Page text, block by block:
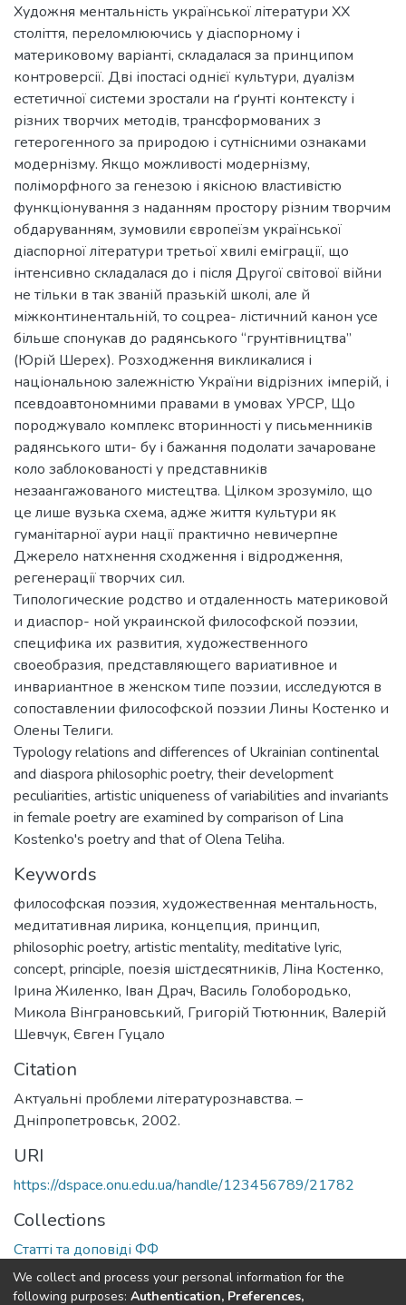
Художня ментальність української літератури XX
століття, переломлюючись у діаспорному і
материковому варіанті, складалася за принципом
контроверсії. Дві іпостасі однієї культури, дуалізм
естетичної системи зростали на ґрунті контексту і
різних творчих методів, трансформованих з
гетерогенного за природою і сутнісними ознаками
модернізму. Якщо можливості модернізму,
поліморфного за генезою і якісною властивістю
функціонування з наданням простору різним творчим
обдаруванням, зумовили європеїзм української
діаспорної літератури третьої хвилі еміграції, що
інтенсивно складалася до і після Другої світової війни
не тільки в так званій празькій школі, але й
міжконтинентальній, то соцреа- лістичний канон усе
більше спонукав до радянського “грунтівництва”
(Юрій Шерех). Розходження викликалися і
національною залежністю України відрізних імперій, і
псевдоавтономними правами в умовах УРСР, Що
породжувало комплекс вторинності у письменників
радянського шти- бу і бажання подолати зачароване
коло заблокованості у представників
незаангажованого мистецтва. Цілком зрозуміло, що
це лише вузька схема, адже життя культури як
гуманітарної аури нації практично невичерпне
Джерело натхнення сходження і відродження,
регенерації творчих сил.
Типологические родство и отдаленность материковой
и диаспор- ной украинской философской поэзии,
специфика их развития, художественного
своеобразия, представляющего вариативное и
инвариантное в женском типе поэзии, исследуются в
сопоставлении философской поэзии Лины Костенко и
Олены Телиги.
Typology relations and differences of Ukrainian continental
and diaspora philosophic poetry, their development
peculiarities, artistic uniqueness of variabilities and invariants
in female poetry are examined by comparison of Lina
Kostenko's poetry and that of Olena Teliha.
Keywords
философская поэзия, художественная ментальность,
медитативная лирика, концепция, принцип,
philosophic poetry, artistic mentality, meditative lyric,
concept, principle, поезія шістдесятників, Ліна Костенко,
Ірина Жиленко, Іван Драч, Василь Голобородько,
Микола Вінграновський, Григорій Тютюнник, Валерій
Шевчук, Євген Гуцало
Citation
Актуальні проблеми літературознавства. –
Дніпропетровськ, 2002.
URI
https://dspace.onu.edu.ua/handle/123456789/21782
Collections
Статті та доповіді ФФ
Full item page
We collect and process your personal information for the
following purposes: Authentication, Preferences,